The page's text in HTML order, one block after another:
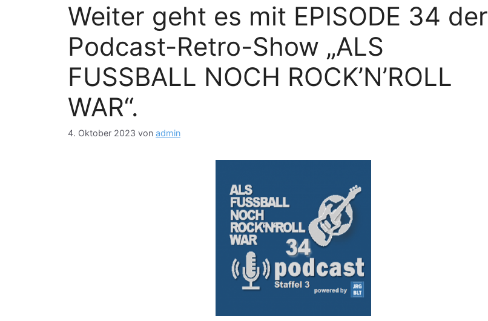
Weiter geht es mit EPISODE 34 der
Podcast-Retro-Show „ALS
FUSSBALL NOCH ROCK’N’ROLL
WAR“.
4. Oktober 2023 von admin